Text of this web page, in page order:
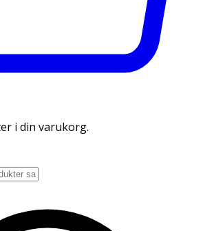
i din varukorg.